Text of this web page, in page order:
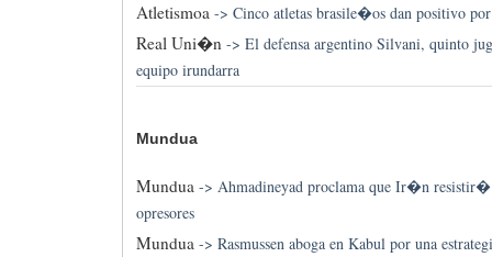
Atletismoa-> Cinco atletas brasile�os dan positivo
Real Uni�n -> El defensa argentino Silvani, quinto
equipo irundarra
Mundua
Mundua-> Ahmadineyad proclama que Ir�n
opresores
Mundua -> Rasmussen aboga en Kabul por una